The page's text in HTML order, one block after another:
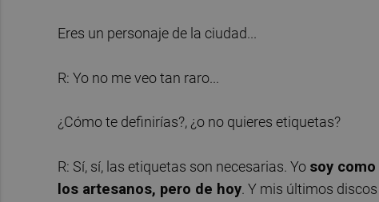
Eres un personaje de la ciudad...
R: Yo no me veo tan raro...
¿Cómo te definirías?, ¿o no quieres etiquetas?
R: Sí, sí, las etiquetas son necesarias. Yo soy
los artesanos, pero de hoy. Y mis últimos